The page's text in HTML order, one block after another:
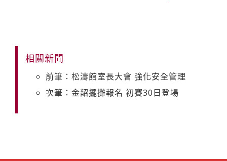
相關新聞
前筆：松濤館室長大會 強化安全管理
次筆：金韶擺攤報名 初賽30日登場